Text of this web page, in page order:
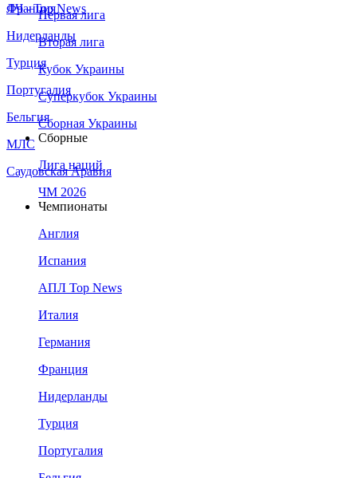
Франция
Нидерланды
Турция
Португалия
Бельгия
МЛС
Саудовская Аравия
ЛЧ - Top News
Первая лига
Вторая лига
Кубок Украины
Суперкубок Украины
Сборная Украины
Сборные
Лига наций
ЧМ 2026
Чемпионаты
Англия
Испания
АПЛ Top News
Италия
Германия
Франция
Нидерланды
Турция
Португалия